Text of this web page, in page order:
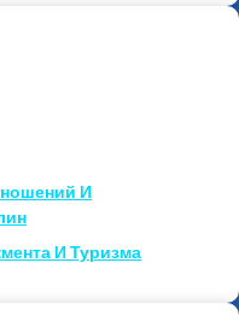
И
И Туризма